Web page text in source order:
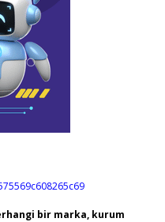
bir marka, kurum